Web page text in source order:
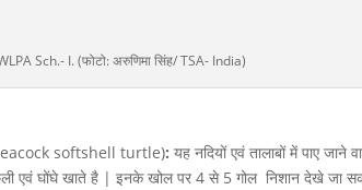
Sch.- I. (फोटो: अरुणिमा सिंह/ TSA- India)
softshell turtle):यह नदियों एवं तालाबों में पाए जाने
एवं घोंघे खाते है | इनके खोल पर 4 से 5 गोल निशान देखे जा